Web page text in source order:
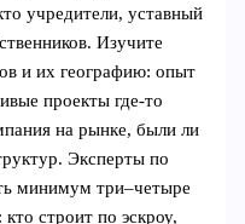
учредители, уставный
Изучите
и их географию: опыт
проекты где‑то
на рынке, были ли
Эксперты по
минимум три–четыре
строит по эскроу,